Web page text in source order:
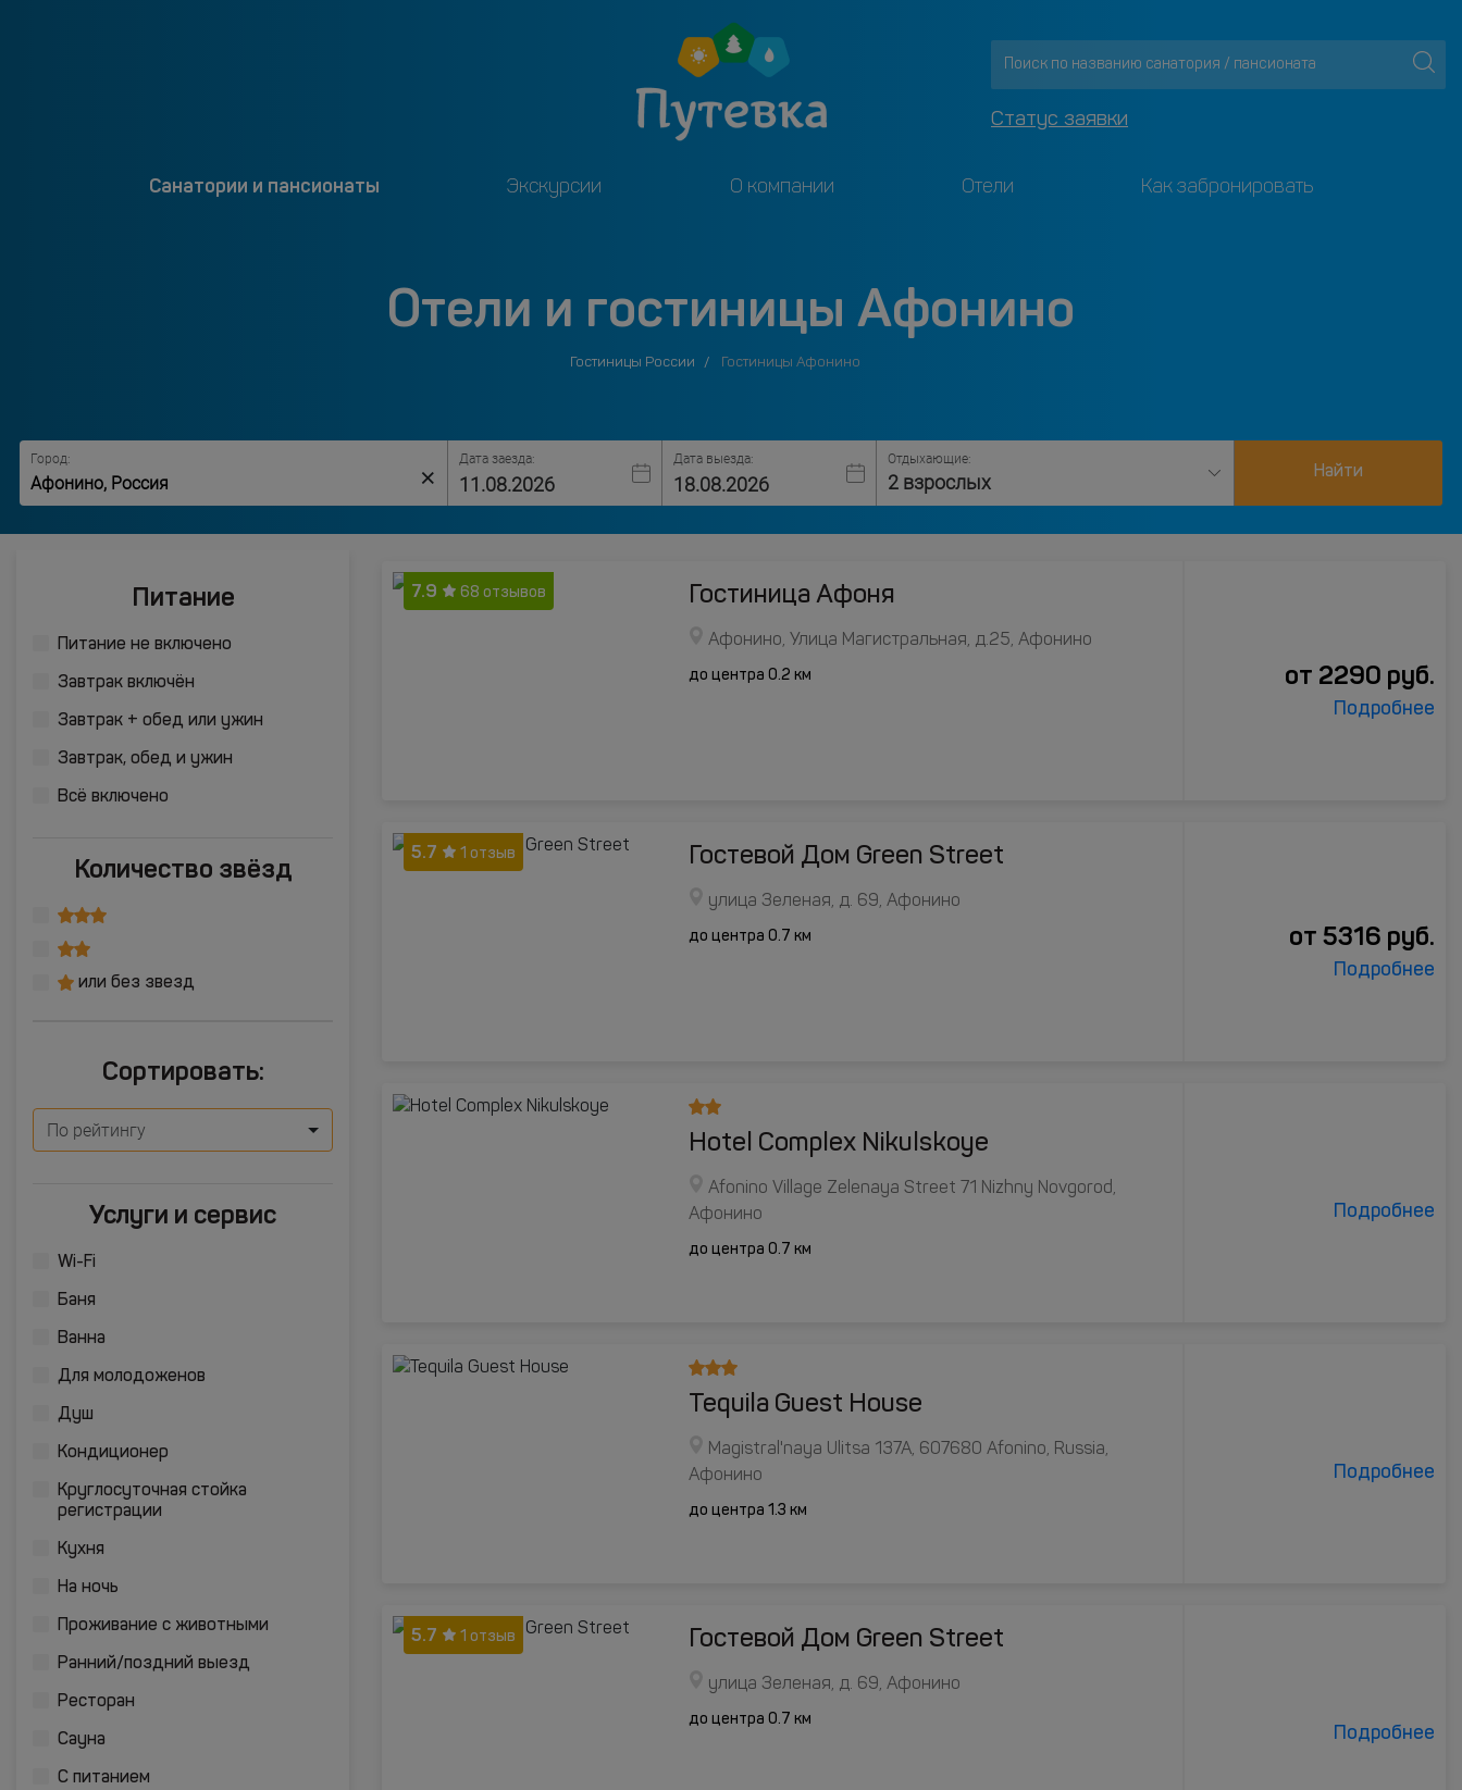
Статус заявки
Санатории и пансионаты Экскурсии О компании Отели Как забронировать
Отели и гостиницы Афонино
Гостиницы России Гостиницы Афонино
Город:
×
Дата заезда: Дата выезда: Отдыхающие:
2 взрослых Найти
Питание
Питание не включено
Завтрак включён
Завтрак + обед или ужин
Завтрак, обед и ужин
Всё включено
Количество звёзд
или без звезд
Сортировать:
По рейтингу
Услуги и сервис
Wi-Fi
Баня
Ванна
Для молодоженов
Душ
Кондиционер
Круглосуточная стойка
регистрации
Кухня
На ночь
Проживание с животными
Ранний/поздний выезд
Ресторан
Сауна
С питанием
7.9 68 отзывов Гостиница Афоня
Афонино, Улица Магистральная, д.25, Афонино
до центра 0.2 км от 2290 руб.
Подробнее
5.7 1 отзыв Гостевой Дом Green Street
улица Зеленая, д. 69, Афонино
до центра 0.7 км от 5316 руб.
Подробнее
Hotel Complex Nikulskoye
Afonino Village Zelenaya Street 71 Nizhny Novgorod,
Афонино
до центра 0.7 км
Подробнее
Tequila Guest House
Magistral'naya Ulitsa 137A, 607680 Afonino, Russia,
Афонино
до центра 1.3 км
Подробнее
5.7 1 отзыв Гостевой Дом Green Street
улица Зеленая, д. 69, Афонино
до центра 0.7 км
Подробнее